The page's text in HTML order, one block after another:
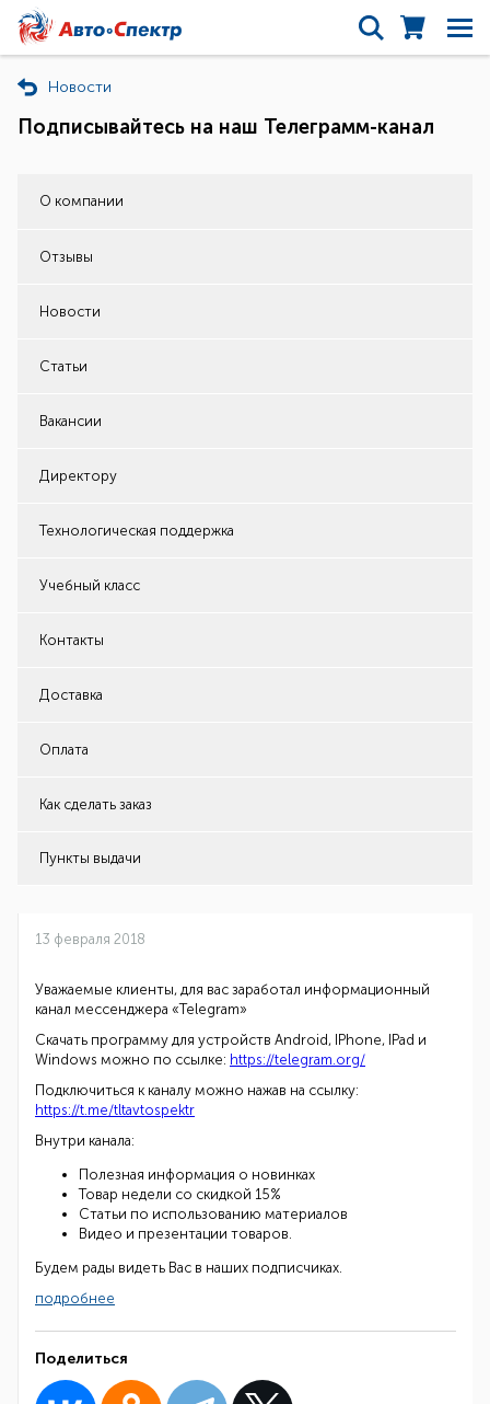
Новости
Подписывайтесь на наш Телеграмм-канал
О компании
Отзывы
Новости
Статьи
Вакансии
Директору
Технологическая поддержка
Учебный класс
Контакты
Доставка
Оплата
Как сделать заказ
Пункты выдачи
13 февраля 2018
Уважаемые клиенты, для вас заработал информационный
канал мессенджера «Telegram»
Скачать программу для устройств Android, IPhone, IPad и
Windows можно по ссылке: https://telegram.org/
Подключиться к каналу можно нажав на ссылку:
https://t.me/tltavtospektr
Внутри канала:
Полезная информация о новинках
Товар недели со скидкой 15%
Статьи по использованию материалов
Видео и презентации товаров.
Будем рады видеть Вас в наших подписчиках.
подробнее
Поделиться